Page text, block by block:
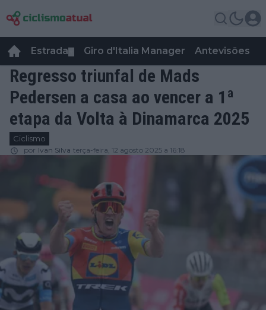
Estrada Giro d'Italia Manager Antevisões
Regresso triunfal de Mads
Pedersen a casa ao vencer a 1ª
etapa da Volta à Dinamarca 2025
Ciclismo
por Ivan Silva terça-feira, 12 agosto 2025 a 16:18